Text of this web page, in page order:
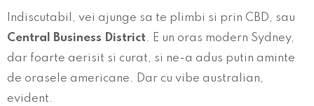
Indiscutabil, vei ajunge sa te plimbi si prin CBD, sau
Central Business District. E un oras modern Sydney,
dar foarte aerisit si curat, si ne-a adus putin aminte
de orasele americane. Dar cu vibe australian,
evident.